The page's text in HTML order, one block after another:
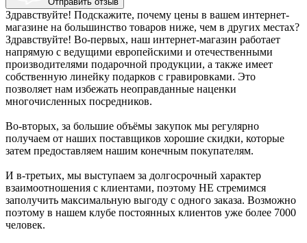
Здравствуйте! Подскажите, почему цены в вашем интернет-
магазине на большинство товаров ниже, чем в других местах?
Здравствуйте! Во-первых, наш интернет-магазин работает
напрямую с ведущими европейскими и отечественными
производителями подарочной продукции, а также имеет
собственную линейку подарков с гравировками. Это
позволяет нам избежать неоправданные наценки
многочисленных посредников.
Во-вторых, за большие объёмы закупок мы регулярно
получаем от наших поставщиков хорошие скидки, которые
затем предоставляем нашим конечным покупателям.
И в-третьих, мы выступаем за долгосрочный характер
взаимоотношения с клиентами, поэтому НЕ стремимся
заполучить максимальную выгоду с одного заказа. Возможно
поэтому в нашем клубе постоянных клиентов уже более 7000
человек.